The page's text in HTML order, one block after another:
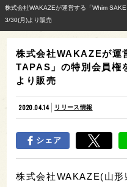
株式会社WAKAZEが運営する「Whim
3/30(月)より販売
株式会社WAKAZEが運
TAPAS」の特別会員
より販売
2020.04.14 リリース情報
シェア
株式会社WAKAZE(山